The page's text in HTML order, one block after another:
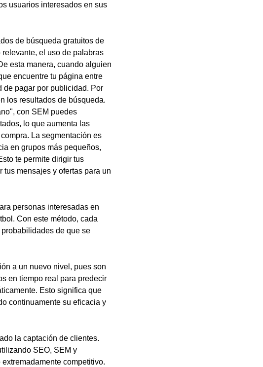
usuarios interesados en sus
de búsqueda gratuitos de
el uso de palabras
esta manera, cuando alguien
encuentre tu página entre
de pagar por publicidad. Por
los resultados de búsqueda.
con SEM puedes
lo que aumenta las
La segmentación es
en grupos más pequeños,
te permite dirigir tus
mensajes y ofertas para un
personas interesadas en
Con este método, cada
de que se
a un nuevo nivel, pues son
en tiempo real para predecir
Esto significa que
continuamente su eficacia y
la captación de clientes.
SEO, SEM y
competitivo.